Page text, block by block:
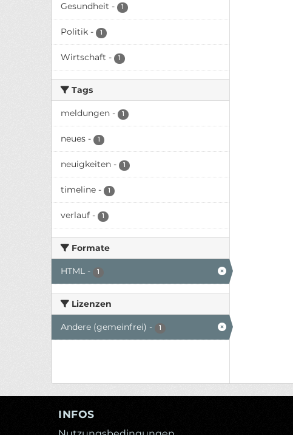
Gesundheit - 1
Politik - 1
Wirtschaft - 1
Tags
meldungen - 1
neues - 1
neuigkeiten - 1
timeline - 1
verlauf - 1
Formate
HTML - 1
Lizenzen
Andere (gemeinfrei) - 1
INFOS